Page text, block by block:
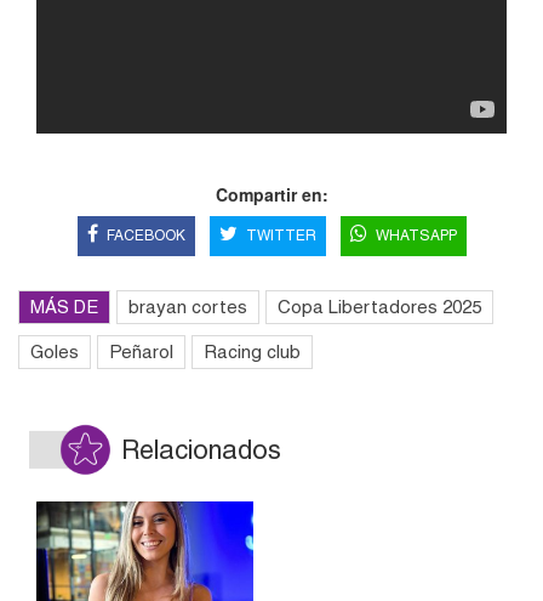
Compartir en:
FACEBOOK TWITTER WHATSAPP
MÁS DE brayan cortes Copa Libertadores 2025
Goles Peñarol Racing club
Relacionados